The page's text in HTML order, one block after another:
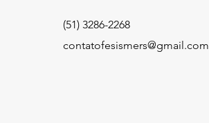
(51) 3286-2268
contatofesismers@gmail.com